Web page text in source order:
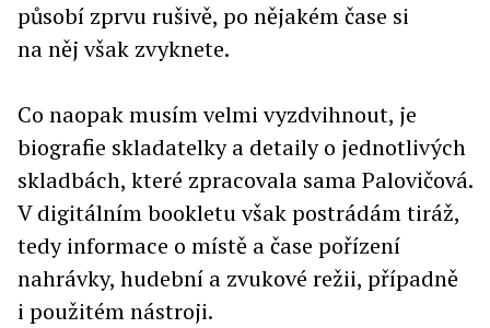
působí zprvu rušivě, po nějakém čase si
na něj však zvyknete.
Co naopak musím velmi vyzdvihnout, je
biografie skladatelky a detaily o jednotlivých
skladbách, které zpracovala sama Palovičová.
V digitálním bookletu však postrádám tiráž,
tedy informace o místě a čase pořízení
nahrávky, hudební a zvukové režii, případně
i použitém nástroji.